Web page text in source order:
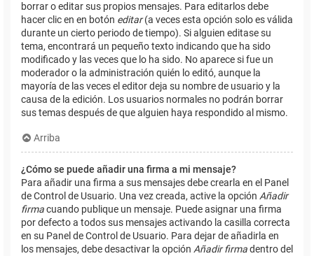
borrar o editar sus propios mensajes. Para editarlos debe
hacer clic en en botón editar(a veces esta opción solo es válida
durante un cierto periodo de tiempo). Si alguien editase su
tema, encontrará un pequeño texto indicando que ha sido
modificado y las veces que lo ha sido. No aparece si fue un
moderador o la administración quién lo editó, aunque la
mayoría de las veces el editor deja su nombre de usuario y la
causa de la edición. Los usuarios normales no podrán borrar
sus temas después de que alguien haya respondido al mismo.
Arriba
¿Cómo se puede añadir una firma a mi mensaje?
Para añadir una firma a sus mensajes debe crearla en el Panel
de Control de Usuario. Una vez creada, active la opción Añadir
firmacuando publique un mensaje. Puede asignar una firma
por defecto a todos sus mensajes activando la casilla correcta
en su Panel de Control de Usuario. Para dejar de añadirla en
los mensajes, debe desactivar la opción Añadir firmadentro del